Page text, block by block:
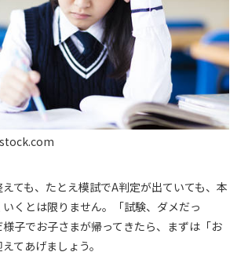
ても、たとえ模試でA判定が出ていても、本
くとは限りません。「試験、ダメだっ
子でお子さまが帰ってきたら、まずは「お
てあげましょう。